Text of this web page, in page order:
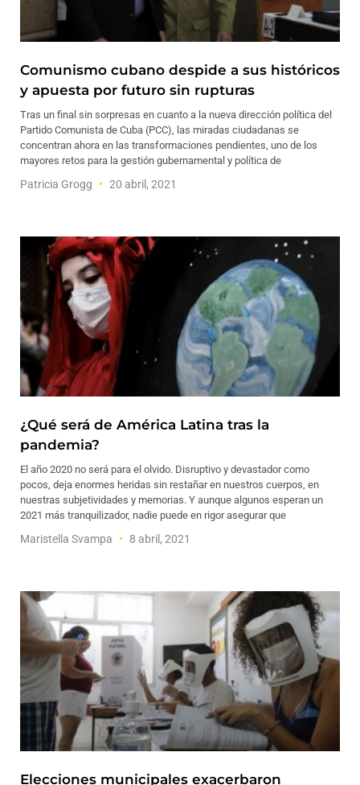
Comunismo cubano despide a sus históricos
y apuesta por futuro sin rupturas
Tras un final sin sorpresas en cuanto a la nueva dirección política del
Partido Comunista de Cuba (PCC), las miradas ciudadanas se
concentran ahora en las transformaciones pendientes, uno de los
mayores retos para la gestión gubernamental y política de
Patricia Grogg 20 abril, 2021
¿Qué será de América Latina tras la
pandemia?
El año 2020 no será para el olvido. Disruptivo y devastador como
pocos, deja enormes heridas sin restañar en nuestros cuerpos, en
nuestras subjetividades y memorias. Y aunque algunos esperan un
2021 más tranquilizador, nadie puede en rigor asegurar que
Maristella Svampa 8 abril, 2021
Elecciones municipales exacerbaron